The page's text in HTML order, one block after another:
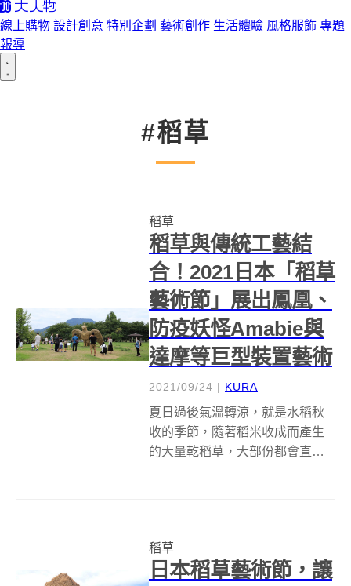
線上購物 設計創意 特別企劃 藝術創作 生活體驗 風格服飾 專題
報導
#稻草
稻草
稻草與傳統工藝結
合！2021日本「稻草
藝術節」展出鳳凰、
防疫妖怪Amabie與
達摩等巨型裝置藝術
2021/09/24 | KURA
夏日過後氣溫轉涼，就是水稻秋
收的季節，隨著稻米收成而產生
的大量乾稻草，大部份都會直接
年開始舉辦的花蓮富里稻草藝術
節就利用稻草製成...
稻草
日本稻草藝術節，讓